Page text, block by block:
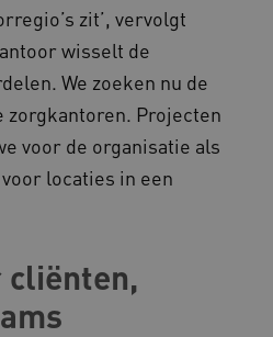
zit’, vervolgt
wisselt de
We zoeken nu de
Projecten
voor de organisatie als
locaties in een
cliënten,